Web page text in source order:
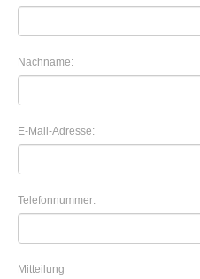
Nachname:
E-Mail-Adresse:
Telefonnummer:
Mitteilung